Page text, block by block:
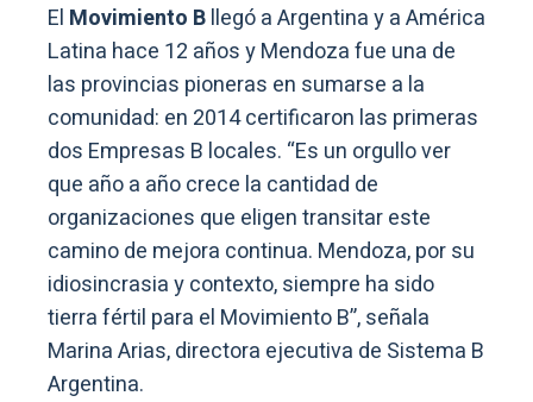
El Movimiento Bllegó a Argentina y a América
Latina hace 12 años y Mendoza fue una de
las provincias pioneras en sumarse a la
comunidad: en 2014 certificaron las primeras
dos Empresas B locales. “Es un orgullo ver
que año a año crece la cantidad de
organizaciones que eligen transitar este
camino de mejora continua. Mendoza, por su
idiosincrasia y contexto, siempre ha sido
tierra fértil para el Movimiento B”, señala
Marina Arias, directora ejecutiva de Sistema B
Argentina.